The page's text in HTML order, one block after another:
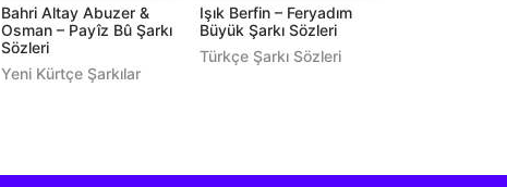
Bahri Altay Abuzer &
Osman – Payîz Bû Şarkı
Sözleri
Yeni Kürtçe Şarkılar
Işık Berfin – Feryadım
Büyük Şarkı Sözleri
Türkçe Şarkı Sözleri